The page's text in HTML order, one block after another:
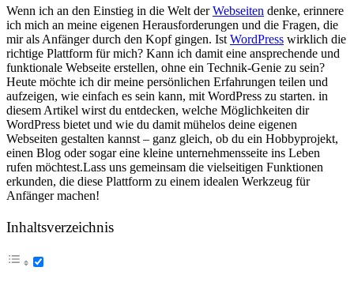
Wenn ich⁤ an den Einstieg in die Welt derWebseiten denke, erinnere
ich mich‍ an meine eigenen Herausforderungen ⁤und die Fragen, die
mir als Anfänger durch den Kopf⁣ gingen. Ist ⁢WordPress wirklich die
richtige⁢ Plattform für mich? Kann ich damit eine ansprechende und‌
funktionale Webseite erstellen, ohne ein Technik-Genie zu sein?
Heute möchte ich dir meine persönlichen Erfahrungen teilen‍ und
⁤aufzeigen, wie ‌einfach es sein kann, ​mit⁤ WordPress zu starten. in
diesem Artikel ⁤wirst du entdecken,‌ welche Möglichkeiten dir
WordPress bietet und wie du damit mühelos deine eigenen⁢
Webseiten gestalten kannst – ganz gleich, ob du ein Hobbyprojekt, ​
einen⁣ Blog oder sogar ‌eine ⁣kleine ‍unternehmensseite ins Leben
rufen möchtest.Lass uns gemeinsam die vielseitigen Funktionen
erkunden, die diese Plattform ‌zu einem idealen Werkzeug für
Anfänger machen!
Inhaltsverzeichnis